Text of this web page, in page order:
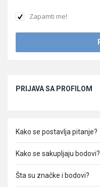
Zapamti me!
PRIJAVA SA PROFILOM
Kako se postavlja pitanje?
Kako se sakupljaju bodovi?
Šta su značke i bodovi?